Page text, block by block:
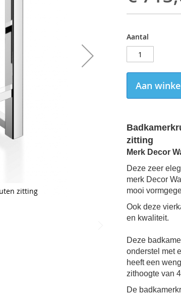
Aantal
Aan
zitting
Merk Decor
Deze zeer
merk Decor
mooi
Ook deze
en kwaliteit.
Deze
onderstel met
heeft een
zithoogte van
De
zitting